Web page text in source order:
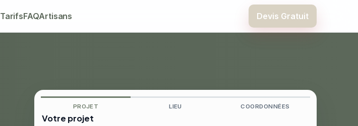
TarifsFAQArtisans Devis Gratuit
PROJET LIEU COORDONNÉES
Votre projet